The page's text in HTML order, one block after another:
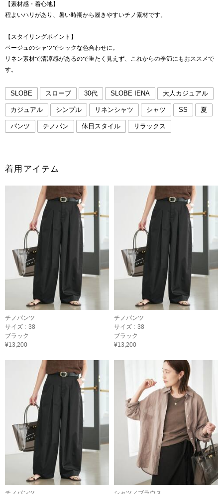
【素材感・着心地】
程よいハリがあり、暑い時期から履きやすいチノ素材です。
【スタイリングポイント】
ベージュのシャツでシックな色合わせに。
リネン素材で清涼感があるので重たく見えず、これからの季節にもおススメで
す。
SLOBE スローブ 30代 SLOBE IENA 大人カジュアル
カジュアル シンプル リネンシャツ シャツ SS 夏
パンツ チノパン 休日スタイル リラックス
着用アイテム
チノパンツ
サイズ : 38
ブラック
¥13,200
チノパンツ
サイズ : 38
ブラック
¥13,200